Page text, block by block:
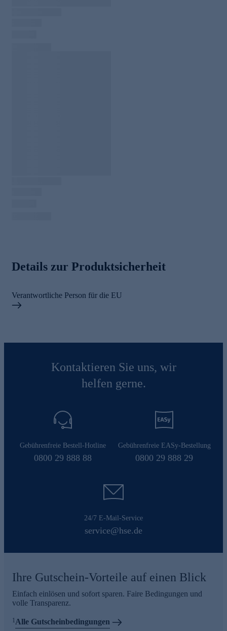
Details zur Produktsicherheit
Verantwortliche Person für die EU
Kontaktieren Sie uns, wir
helfen gerne.
Gebührenfreie Bestell-Hotline
0800 29 888 88
Gebührenfreie EASy-Bestellung
0800 29 888 29
24/7 E-Mail-Service
service@hse.de
Ihre Gutschein-Vorteile auf einen Blick
Einfach einlösen und sofort sparen. Faire Bedingungen und
volle Transparenz.
1 Alle Gutscheinbedingungen